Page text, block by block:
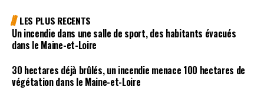
LES PLUS RECENTS
Un incendie dans une salle de sport, des habitants évacués
dans le Maine-et-Loire
30 hectares déjà brûlés, un incendie menace 100 hectares de
végétation dans le Maine-et-Loire